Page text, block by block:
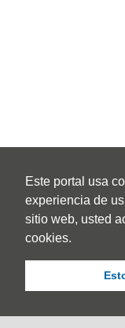
Este portal usa
experiencia de
sitio web, usted
cookies.